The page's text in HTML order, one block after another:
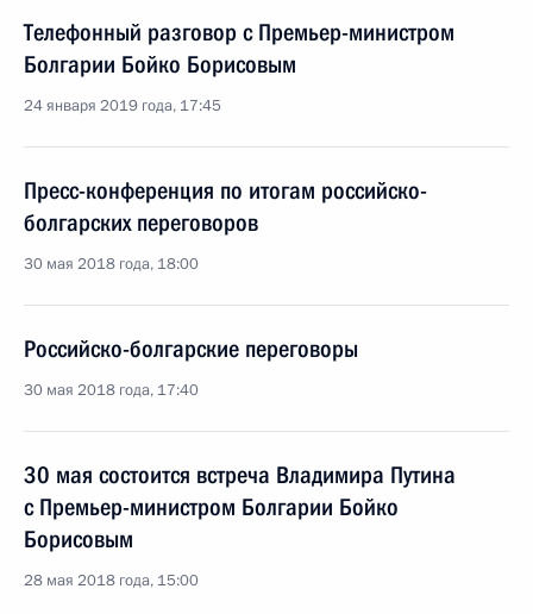
Телефонный разговор с Премьер-министром
Болгарии Бойко Борисовым
24 января 2019 года, 17:45
Пресс-конференция по итогам российско-
болгарских переговоров
30 мая 2018 года, 18:00
Российско-болгарские переговоры
30 мая 2018 года, 17:40
30 мая состоится встреча Владимира Путина
с Премьер-министром Болгарии Бойко
Борисовым
28 мая 2018 года, 15:00